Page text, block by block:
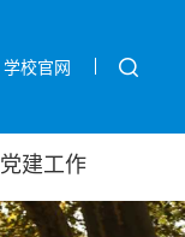
学校官网
党建工作